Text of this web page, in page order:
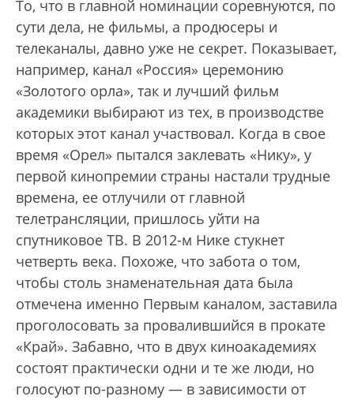
То, что в главной номинации соревнуются, по
сути дела, не фильмы, а продюсеры и
телеканалы, давно уже не секрет. Показывает,
например, канал «Россия» церемонию
«Золотого орла», так и лучший фильм
академики выбирают из тех, в производстве
которых этот канал участвовал. Когда в свое
время «Орел» пытался заклевать «Нику», у
первой кинопремии страны настали трудные
времена, ее отлучили от главной
телетрансляции, пришлось уйти на
спутниковое ТВ. В 2012-м Нике стукнет
четверть века. Похоже, что забота о том,
чтобы столь знаменательная дата была
отмечена именно Первым каналом, заставила
проголосовать за провалившийся в прокате
«Край». Забавно, что в двух киноакадемиях
состоят практически одни и те же люди, но
голосуют по-разному — в зависимости от